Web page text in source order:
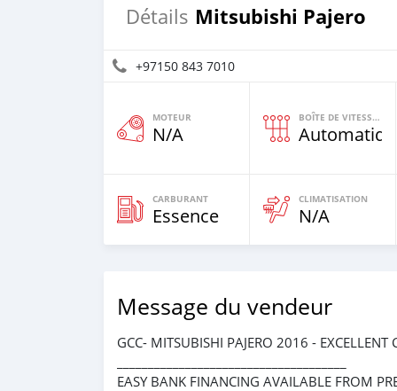
Détails Mitsubishi Pajero
+97150 843 7010
MOTEUR
N/A
BOÎTE DE VITESSES
Automatique
CARBURANT
Essence
CLIMATISATION
N/A
Message du vendeur
GCC- MITSUBISHI PAJERO 2016 - EXCELLENT
EASY BANK FINANCING AVAILABLE FROM